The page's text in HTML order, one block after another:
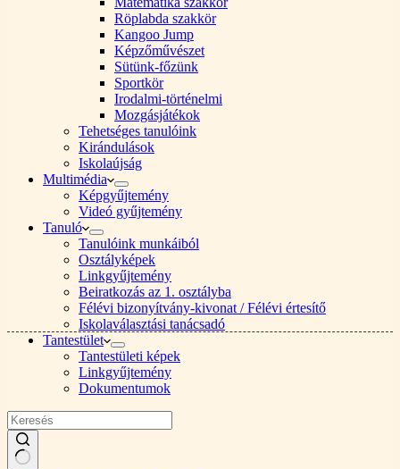
Röplabda szakkör
Kangoo Jump
Képzőművészet
Sütünk-főzünk
Sportkör
Irodalmi-történelmi
Mozgásjátékok
Tehetséges tanulóink
Kirándulások
Iskolaújság
Multimédia
Képgyűjtemény
Videó gyűjtemény
Tanuló
Tanulóink munkáiból
Osztályképek
Linkgyűjtemény
Beiratkozás az 1. osztályba
Félévi bizonyítvány-kivonat / Félévi értesítő
Iskolaválasztási tanácsadó
Tantestület
Tantestületi képek
Linkgyűjtemény
Dokumentumok